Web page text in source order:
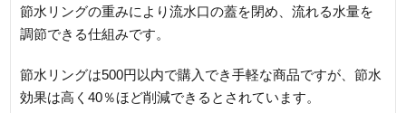
節水リングの重みにより流水口の蓋を閉め、流れる水量を
調節できる仕組みです。
節水リングは500円以内で購入でき手軽な商品ですが、節水
効果は高く40％ほど削減できるとされています。